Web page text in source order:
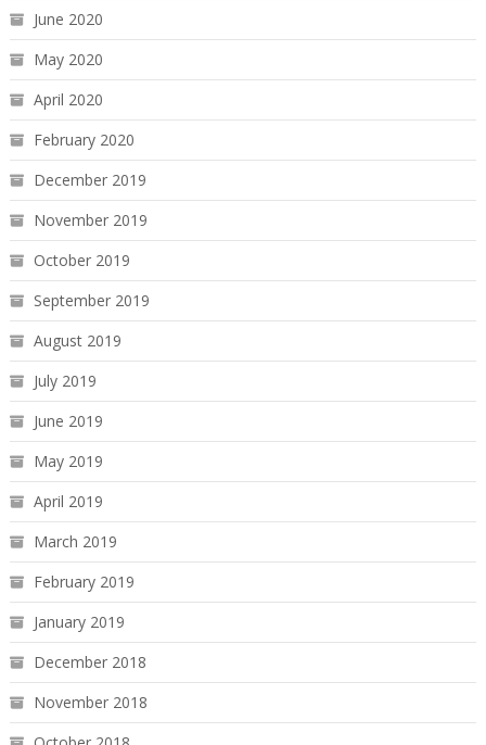
June 2020
May 2020
April 2020
February 2020
December 2019
November 2019
October 2019
September 2019
August 2019
July 2019
June 2019
May 2019
April 2019
March 2019
February 2019
January 2019
December 2018
November 2018